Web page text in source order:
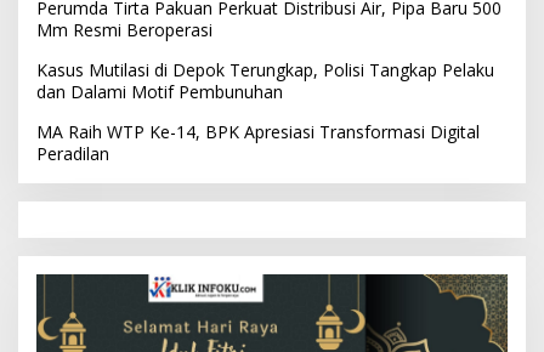
Perumda Tirta Pakuan Perkuat Distribusi Air, Pipa Baru 500
Mm Resmi Beroperasi
Kasus Mutilasi di Depok Terungkap, Polisi Tangkap Pelaku
dan Dalami Motif Pembunuhan
MA Raih WTP Ke-14, BPK Apresiasi Transformasi Digital
Peradilan